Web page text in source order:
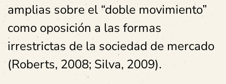
amplias sobre el “doble movimiento”
como oposición a las formas
irrestrictas de la sociedad de mercado
(Roberts, 2008; Silva, 2009).